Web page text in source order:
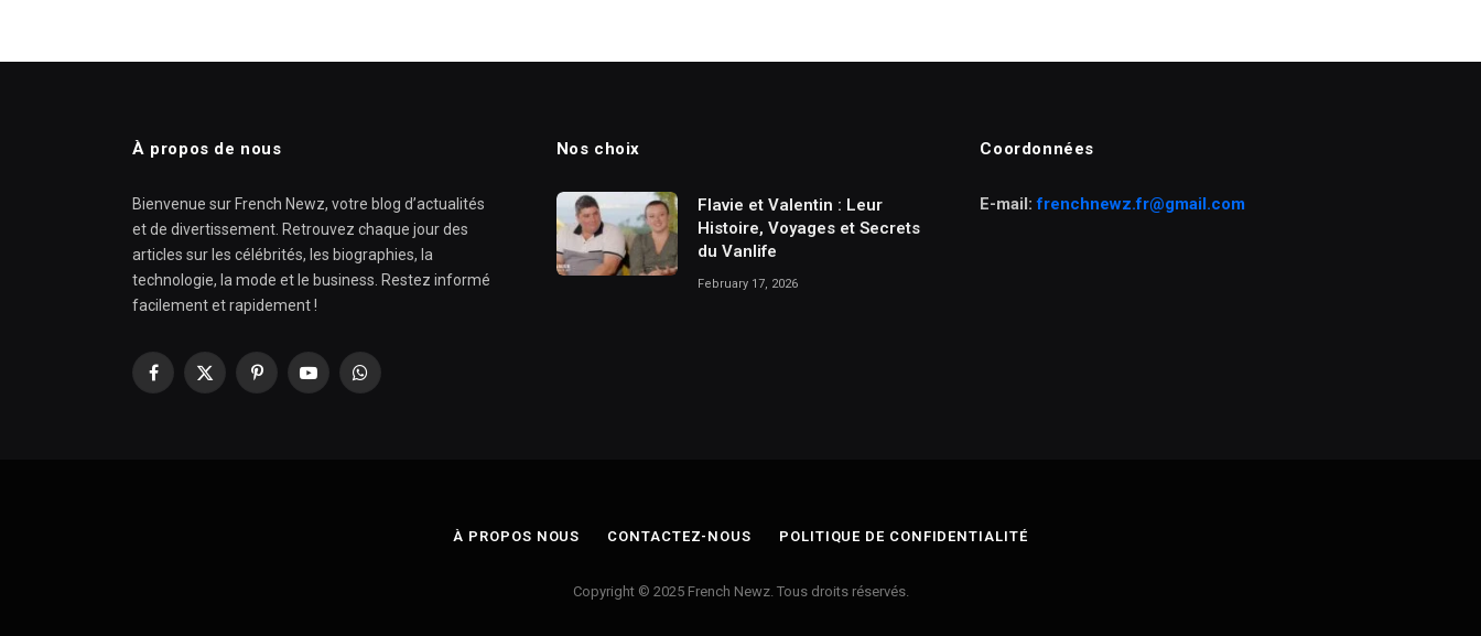
À propos de nous
Bienvenue sur French Newz, votre blog d’actualités
et de divertissement. Retrouvez chaque jour des
articles sur les célébrités, les biographies, la
technologie, la mode et le business. Restez informé
facilement et rapidement !
Facebook
X
PinterestYouTubeWhatsApp
Nos choix
Flavie et Valentin : Leur
Histoire, Voyages et Secrets
du Vanlife
February 17, 2026
Coordonnées
E-mail:frenchnewz.fr@gmail.com
À PROPOS NOUS CONTACTEZ-NOUS POLITIQUE DE CONFIDENTIALITÉ
Copyright © 2025 French Newz. Tous droits réservés.